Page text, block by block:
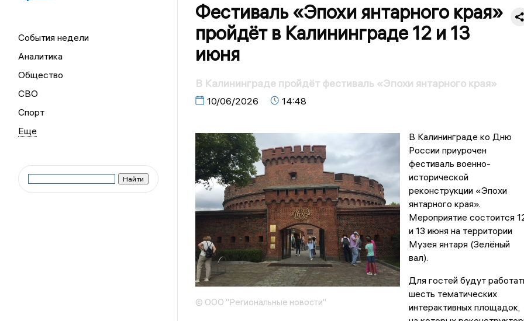
События недели
Аналитика
Общество
СВО
Спорт
Фестиваль «Эпохи янтарного края»
пройдёт в Калининграде 12 и 13
июня
В Калининграде пройдёт фестиваль «Эпохи янтарного края»
10/06/2026 14:48
© ООО "Региональные новости"
В Калининграде ко Дню
России приурочен
фестиваль военно-
исторической
реконструкции «Эпохи
янтарного края».
Мероприятие состоится
и 13 июня на территории
Музея янтаря (Зелёный
вал).
Для гостей будут
шесть тематических
интерактивных площадок,